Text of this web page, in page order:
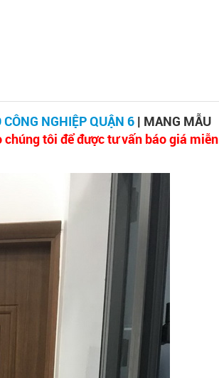
CÔNG NGHIỆP QUẬN 6 | MANG MẪU
chúng tôi để được tư vấn báo giá miễn